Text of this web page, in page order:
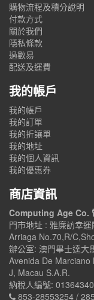
購物流程及積分說明
付款方式
關於我們
隱私條款
過數易
配送及運費
我的帳戶
我的帳戶
我的訂單
我的折讓單
我的地址
我的個人資訊
我的優惠券
商店資訊
Computing Age Co.
門市地址 : 雅廉訪幸
Arriaga No.70,R/
辦公室: 澳門畢士達大
Avenida De
J, Macau S.A.R.
納稅人編號:
853-28553254 /